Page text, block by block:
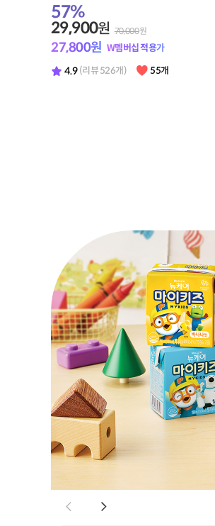
42%
13,900원 24,000원
12,920원 W멤버십 적용가
4.9 (리뷰 271개) 47개